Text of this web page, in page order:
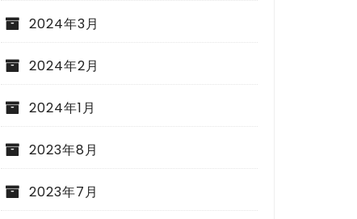
2024年3月
2024年2月
2024年1月
2023年8月
2023年7月